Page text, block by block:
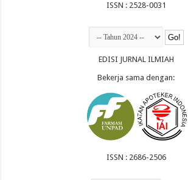
ISSN : 2528-0031
EDISI JURNAL ILMIAH
Bekerja sama dengan:
ISSN : 2686-2506